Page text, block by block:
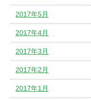
2017年5月
2017年4月
2017年3月
2017年2月
2017年1月